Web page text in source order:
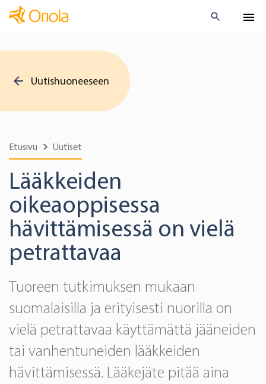
Uutishuoneeseen
Etusivu Uutiset
Lääkkeiden
oikeaoppisessa
hävittämisessä on vielä
petrattavaa
Tuoreen tutkimuksen mukaan
suomalaisilla ja erityisesti nuorilla on
vielä petrattavaa käyttämättä jääneiden
tai vanhentuneiden lääkkeiden
hävittämisessä. Lääkejäte pitää aina